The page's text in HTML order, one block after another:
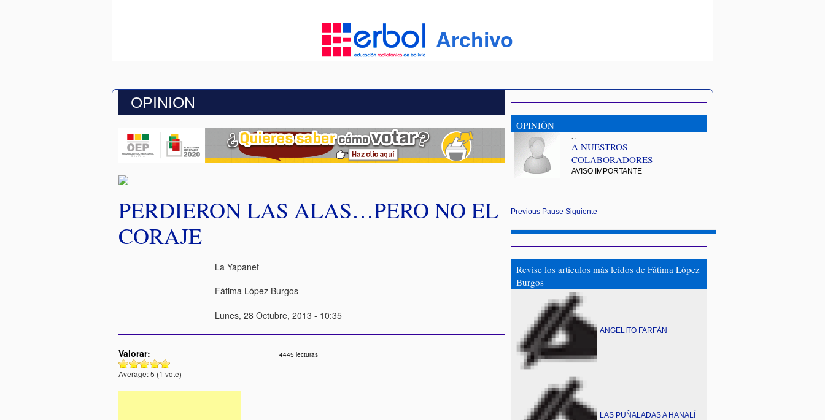
Archivo
OPINION
PERDIERON LAS ALAS…PERO NO EL
CORAJE
La Yapanet
Fátima López Burgos
Lunes, 28 Octubre, 2013 - 10:35
Valorar:
Average:5 (1 vote)
4445 lecturas
OPINIÓN
.-.
A NUESTROS
COLABORADORES
AVISO IMPORTANTE
Previous Pause Siguiente
Revise los artículos más leídos de Fátima López
Burgos
ANGELITO FARFÁN
LAS PUÑALADAS A HANALÍ